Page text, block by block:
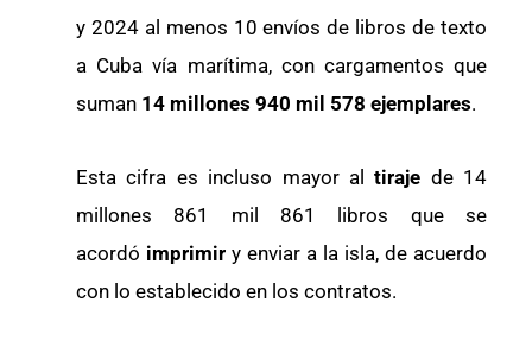
y 2024 al menos 10 envíos de libros de texto
a Cuba vía marítima, con cargamentos que
suman 14 millones 940 mil 578 ejemplares.
Esta cifra es incluso mayor altiraje de 14
millones 861 mil 861 libros que se
acordó imprimir y enviar a la isla, de acuerdo
con lo establecido en los contratos.